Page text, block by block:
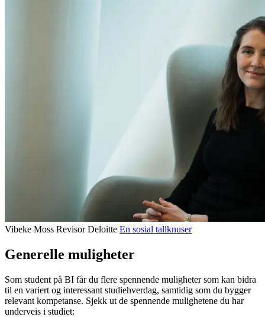
Vibeke Moss Revisor Deloitte En sosial tallknuser
Generelle muligheter
Som student på BI får du flere spennende muligheter som kan bidra
til en variert og interessant studiehverdag, samtidig som du bygger
relevant kompetanse. Sjekk ut de spennende mulighetene du har
underveis i studiet: